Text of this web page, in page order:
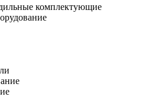
комплектующие